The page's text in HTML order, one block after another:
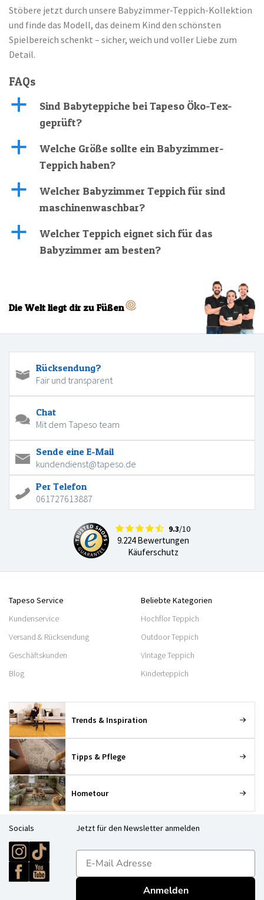
Stöbere jetzt durch unsere Babyzimmer-Teppich-Kollektion
und finde das Modell, das deinem Kind den schönsten
Spielbereich schenkt – sicher, weich und voller Liebe zum
Detail.
FAQs
a
Sind Babyteppiche bei Tapeso Öko-Tex-
geprüft?
a
Welche Größe sollte ein Babyzimmer-
Teppich haben?
a
Welcher Babyzimmer Teppich für sind
maschinenwaschbar?
a
Welcher Teppich eignet sich für das
Babyzimmer am besten?
Die Welt liegt dir zu Füßen
Rücksendung?
Fair und transparent
Chat
Mit dem Tapeso team
Sende eine E-Mail
kundendienst@tapeso.de
Per Telefon
061727613887
9.3/10
9.224 Bewertungen
Käuferschutz
Tapeso Service
Kundenservice
Versand & Rücksendung
Geschäftskunden
Blog
Beliebte Kategorien
Hochflor Teppich
Outdoor Teppich
Vintage Teppich
Kinderteppich
Trends & Inspiration
Tipps & Pflege
Hometour
Socials Jetzt für den Newsletter anmelden
E-mailadres
Anmelden